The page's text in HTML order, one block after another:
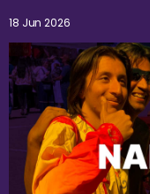
18 Jun 2026